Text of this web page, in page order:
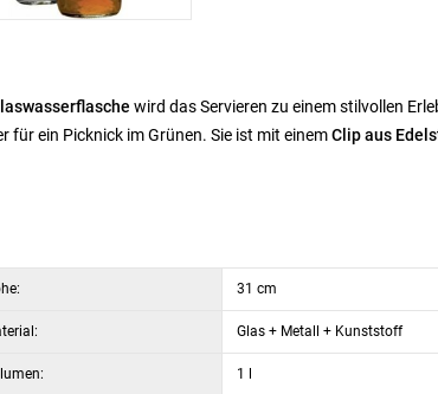
wird das Servieren zu einem stilvollen
für ein Picknick im Grünen. Sie ist mit einemClip aus
Essigen, aber auch hausgemachten Schnäpsen oder
31 cm
Glas + Metall + Kunststoff
1 l